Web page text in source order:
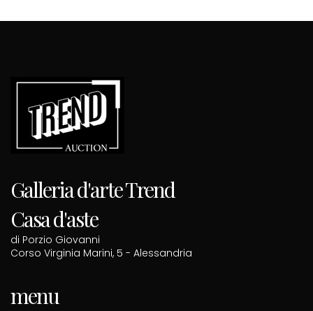
Galleria d'arte Trend
Casa d'aste
di Porzio Giovanni
Corso Virginia Marini, 5 - Alessandria
menu